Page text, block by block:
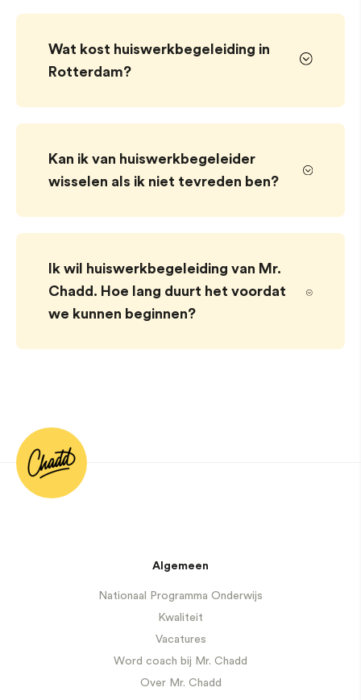
Wat kost huiswerkbegeleiding in
Rotterdam?
Kan ik van huiswerkbegeleider
wisselen als ik niet tevreden ben?
Ik wil huiswerkbegeleiding van Mr.
Chadd. Hoe lang duurt het voordat
we kunnen beginnen?
Algemeen
Nationaal Programma Onderwijs
Kwaliteit
Vacatures
Word coach bij Mr. Chadd
Over Mr. Chadd